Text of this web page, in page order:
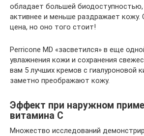
обладает большей биодоступностью,
активнее и меньше раздражает
цена, но оно того стоит!
Perricone MD «засветился» в еще
увлажнения кожи и сохранения
вам 5 лучших кремов с гиалуроновой
заметно преображают кожу.
Эффект при наружном
витамина С
Множество исследований